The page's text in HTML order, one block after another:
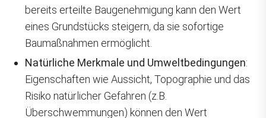
bereits erteilte Baugenehmigung kann den Wert
eines Grundstücks steigern, da sie sofortige
Baumaßnahmen ermöglicht.
Natürliche Merkmale und Umweltbedingungen:
Eigenschaften wie Aussicht, Topographie und das
Risiko natürlicher Gefahren (z.B.
Überschwemmungen) können den Wert